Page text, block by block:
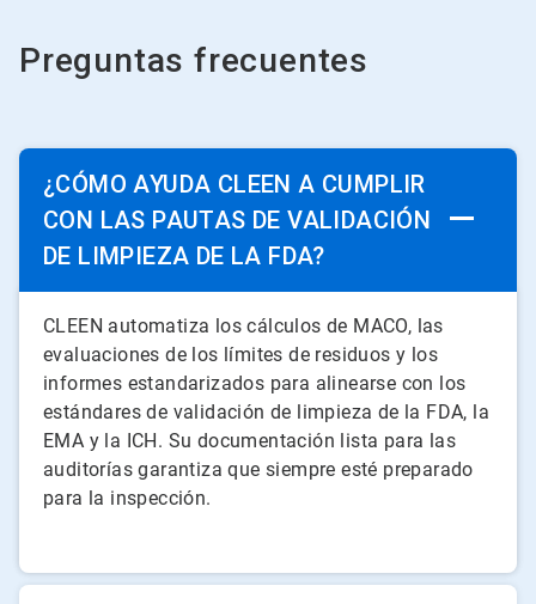
Preguntas frecuentes
¿CÓMO AYUDA CLEEN A CUMPLIR
CON LAS PAUTAS DE VALIDACIÓN
DE LIMPIEZA DE LA FDA?
CLEEN automatiza los cálculos de MACO, las
evaluaciones de los límites de residuos y los
informes estandarizados para alinearse con los
estándares de validación de limpieza de la FDA, la
EMA y la ICH. Su documentación lista para las
auditorías garantiza que siempre esté preparado
para la inspección.